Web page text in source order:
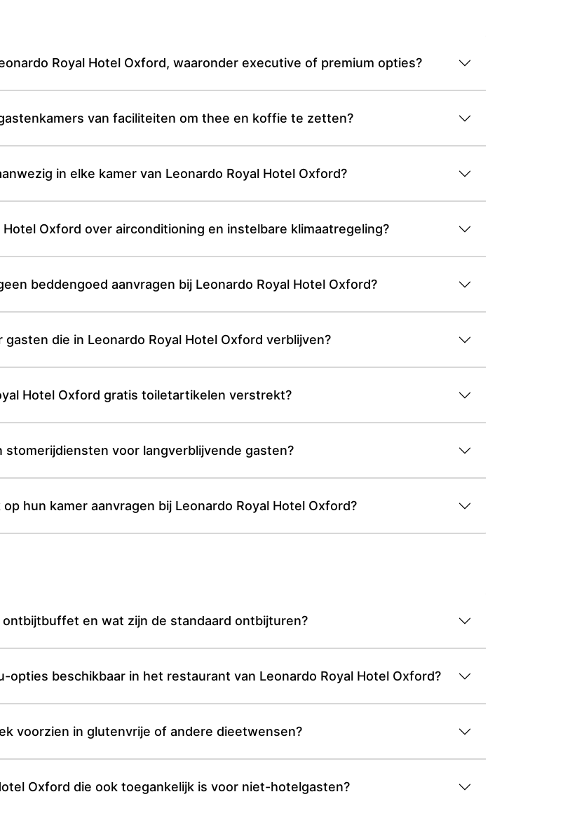
Royal Hotel Oxford, waaronder executive of premium opties?
van faciliteiten om thee en koffie te zetten?
in elke kamer van Leonardo Royal Hotel Oxford?
Oxford over airconditioning en instelbare klimaatregeling?
beddengoed aanvragen bij Leonardo Royal Hotel Oxford?
die in Leonardo Royal Hotel Oxford verblijven?
Hotel Oxford gratis toiletartikelen verstrekt?
voor langverblijvende gasten?
hun kamer aanvragen bij Leonardo Royal Hotel Oxford?
en wat zijn de standaard ontbijturen?
beschikbaar in het restaurant van Leonardo Royal Hotel Oxford?
voorzien in glutenvrije of andere dieetwensen?
Oxford die ook toegankelijk is voor niet-hotelgasten?